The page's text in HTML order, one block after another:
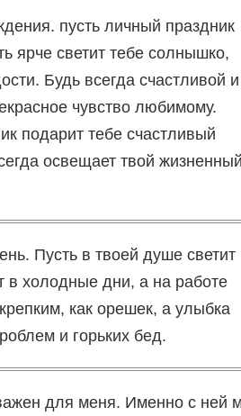
пусть личный праздник
ярче светит тебе солнышко,
Будь всегда счастливой и
чувство любимому.
подарит тебе счастливый
освещает твой
Пусть в твоей душе светит
в холодные дни, а на работе
как орешек, а улыбка
и горьких бед.
для меня. Именно с ней